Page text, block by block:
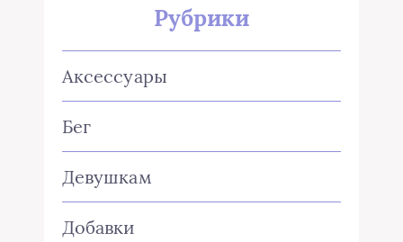
Рубрики
Аксессуары
Бег
Девушкам
Добавки